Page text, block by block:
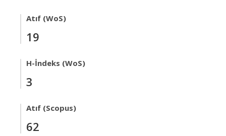
Atıf (WoS)
19
H-İndeks (WoS)
3
Atıf (Scopus)
62